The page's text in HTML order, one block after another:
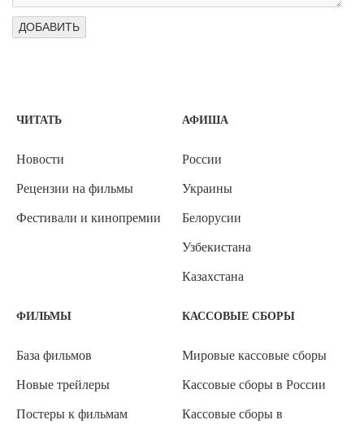
ЧИТАТЬ
Новости
Рецензии на фильмы
Фестивали и кинопремии
АФИША
России
Украины
Белорусии
Узбекистана
Казахстана
ФИЛЬМЫ
База фильмов
Новые трейлеры
Постеры к фильмам
КАССОВЫЕ СБОРЫ
Мировые кассовые сборы
Кассовые сборы в России
Кассовые сборы в